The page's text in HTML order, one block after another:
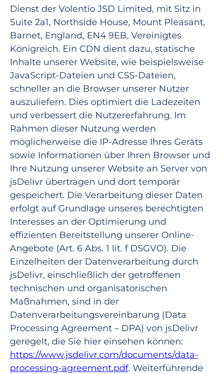
Dienst der Volentio JSD Limited, mit Sitz in
Suite 2a1, Northside House, Mount Pleasant,
Barnet, England, EN4 9EB, Vereinigtes
Königreich. Ein CDN dient dazu, statische
Inhalte unserer Website, wie beispielsweise
JavaScript-Dateien und CSS-Dateien,
schneller an die Browser unserer Nutzer
auszuliefern. Dies optimiert die Ladezeiten
und verbessert die Nutzererfahrung. Im
Rahmen dieser Nutzung werden
möglicherweise die IP-Adresse Ihres Geräts
sowie Informationen über Ihren Browser und
Ihre Nutzung unserer Website an Server von
jsDelivr übertragen und dort temporär
gespeichert. Die Verarbeitung dieser Daten
erfolgt auf Grundlage unseres berechtigten
Interesses an der Optimierung und
effizienten Bereitstellung unserer Online-
Angebote (Art. 6 Abs. 1 lit. f DSGVO). Die
Einzelheiten der Datenverarbeitung durch
jsDelivr, einschließlich der getroffenen
technischen und organisatorischen
Maßnahmen, sind in der
Datenverarbeitungsvereinbarung (Data
Processing Agreement – DPA) von jsDelivr
geregelt, die Sie hier einsehen können:
https://www.jsdelivr.com/documents/data-
processing-agreement.pdf. Weiterführende